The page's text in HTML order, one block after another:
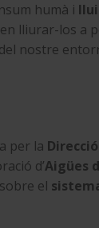
humà i
lliurar-los a
nostre
per la
d’Aigües
el